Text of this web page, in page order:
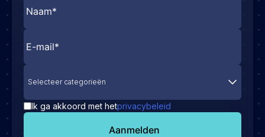
Selecteer categorieën
Ik ga akkoord met hetprivacybeleid
Aanmelden